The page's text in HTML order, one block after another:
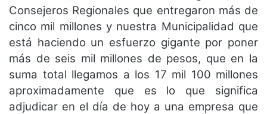
Consejeros Regionales que entregaron más de
cinco mil millones y nuestra Municipalidad que
está haciendo un esfuerzo gigante por poner
más de seis mil millones de pesos, que en la
suma total llegamos a los 17 mil 100 millones
aproximadamente que es lo que significa
adjudicar en el día de hoy a una empresa que